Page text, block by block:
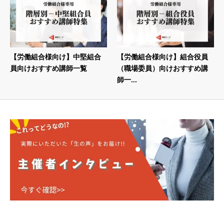
【労働組合様向け】中堅組合
員向けおすすめ講師一覧
【労働組合様向け】組合役員
（職場委員）向けおすすめ講
師一...